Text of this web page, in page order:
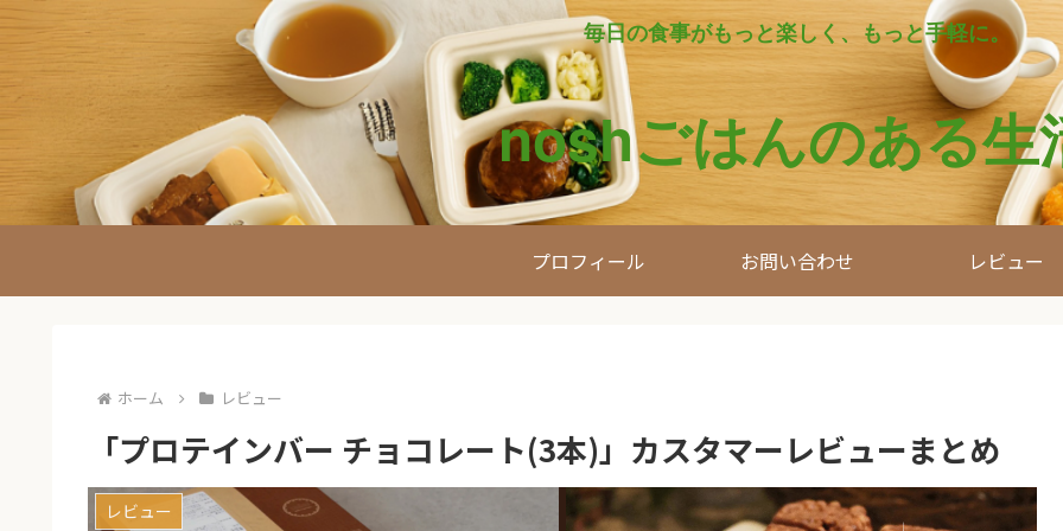
毎日の食事がもっと楽しく、もっと手軽に。
noshごはんのある生
プロフィール お問い合わせ レビュー
ホーム レビュー
「プロテインバー チョコレート(3本)」カスタマーレビューまとめ
レビュー